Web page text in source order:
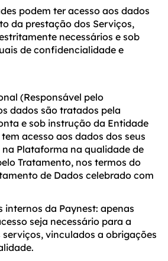
podem ter acesso aos dados
da prestação dos Serviços,
necessários e sob
de confidencialidade e
(Responsável pelo
dados são tratados pela
e sob instrução da Entidade
acesso aos dados dos seus
Plataforma na qualidade de
Tratamento, nos termos do
de Dados celebrado com
internos da Paynest: apenas
seja necessário para a
vinculados a obrigações